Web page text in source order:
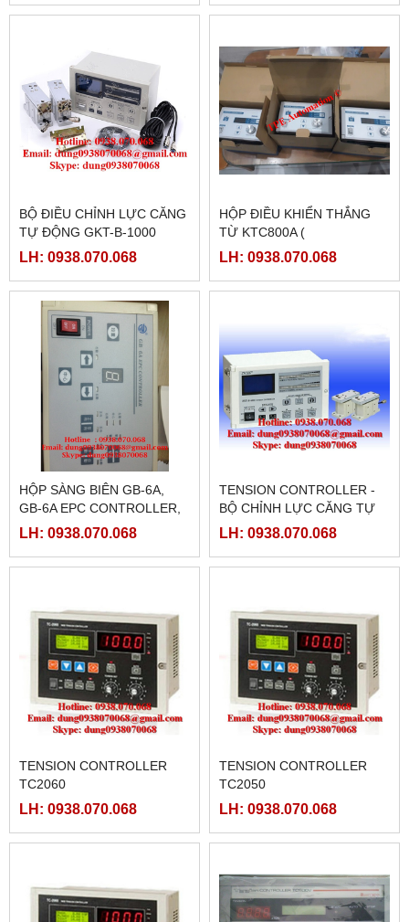
BỘ ĐIỀU CHỈNH LỰC CĂNG
TỰ ĐỘNG GKT-B-1000
LH: 0938.070.068
HỘP ĐIỀU KHIỂN THẮNG
TỪ KTC800A (
24VDC/4AMPE)
LH: 0938.070.068
HỘP SÀNG BIÊN GB-6A,
GB-6A EPC CONTROLLER,
LH: 0938.070.068
TENSION CONTROLLER -
BỘ CHỈNH LỰC CĂNG TỰ
ĐỘNG
LH: 0938.070.068
TENSION CONTROLLER
TC2060
LH: 0938.070.068
TENSION CONTROLLER
TC2050
LH: 0938.070.068